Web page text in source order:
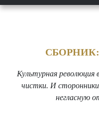
СБОРНИК:
Культурная революция
чистки. И
негласную